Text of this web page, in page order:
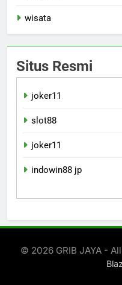
wisata
Situs Resmi
joker11
slot88
joker11
indowin88 jp
© 2026 GRIB JAYA -